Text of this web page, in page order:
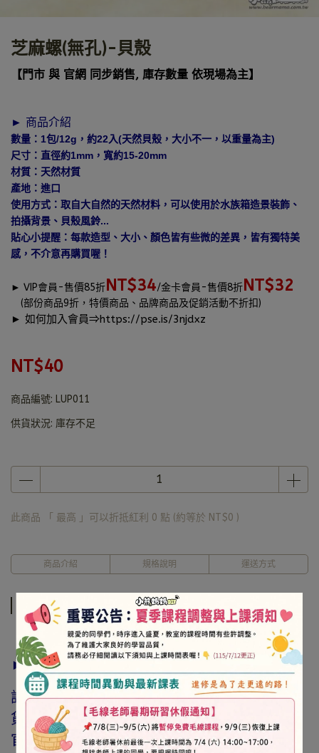
芝麻螺(無孔)-貝殼
【門市 與 官網 同步銷售, 庫存數量 依現場為主】
► 商品介紹
數量：1包/12g，約22入(天然貝殼，大小不一，以重量為主)
尺寸：直徑約1mm，寬約15-20mm
材質：天然材質
產地：進口
使用方式：取自大自然的天然材料，可以使用於水族箱造景裝飾、
拍攝背景、貝殼風鈴...
貼心小提醒：每款造型、大小、顏色皆有些微的差異，皆有獨特美
感，不介意再購買喔！
► VIP會員-售價85折 NT$34/金卡會員-售價8折 NT$32
(部份商品9折，特價商品、品牌商品及促銷活動不折扣)
► 如何加入會員⇒https://pse.is/3njdxz
NT$40
商品編號: LUP011
供貨狀況: 庫存不足
此商品 「 最高 」可以折抵紅利 0 點 (約等於 NT$0 )
商品介紹 規格說明 運送方式
商品介紹
► 注意事項
訂購前請詳閱「線上訂購流程說明」及「退換
貨需知」，謝謝。
官網與門市同步銷售，如遇缺貨會由專人與您